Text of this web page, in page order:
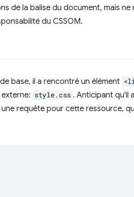
de la balise du document, mais ne
du CSSOM.
base, il a rencontré un élément
style.css . Anticipant qu'il
requête pour cette ressource,